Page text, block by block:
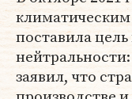
поставила
заявил, что